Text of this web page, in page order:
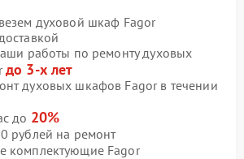
духовой шкаф Fagor
работы по ремонту духовых
до 3-х лет
духовых шкафов Fagor в течении
до 20%
рублей на ремонт
комплектующие Fagor